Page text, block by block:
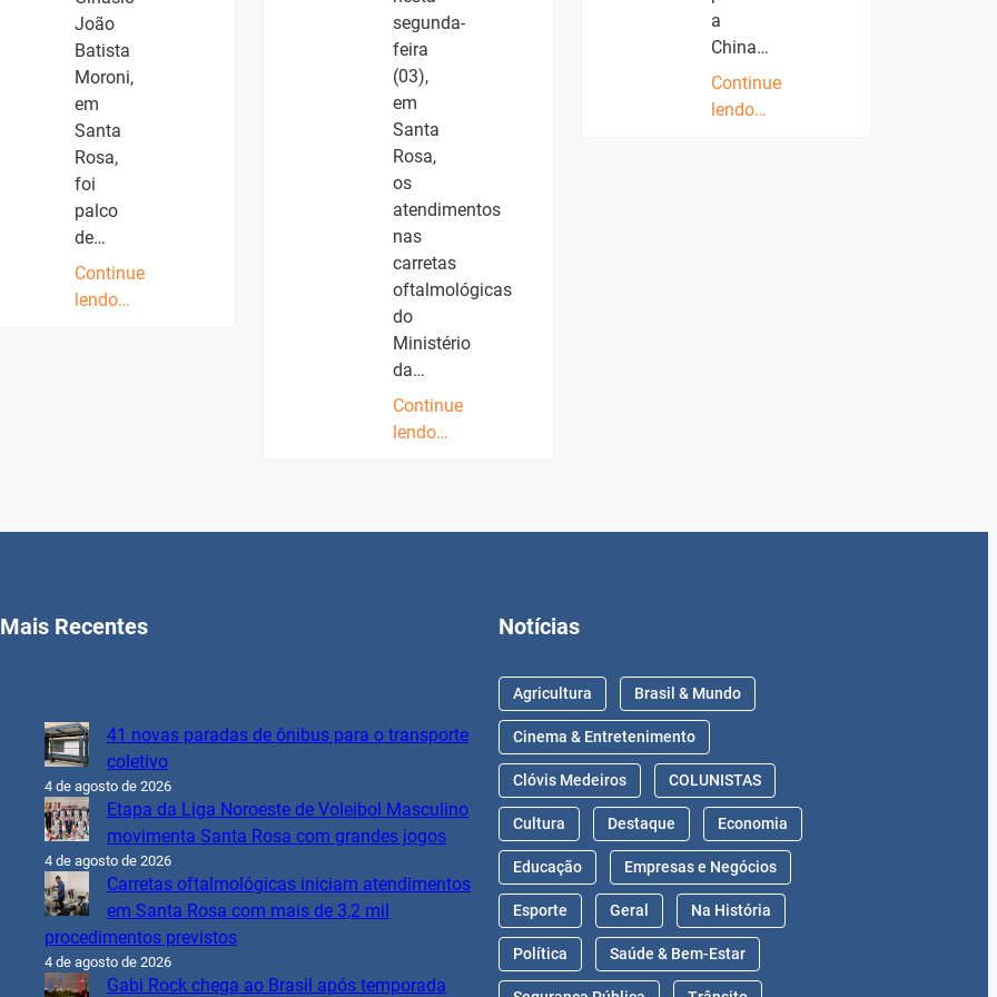
João
Batista
Moroni,
em
Santa
Rosa,
foi
palco
de…
Continue
lendo…
segunda-
feira
(03),
em
Santa
Rosa,
os
atendimentos
nas
carretas
oftalmológicas
do
Ministério
da…
Continue
lendo…
a
China…
Continue
lendo…
Mais Recentes
41 novas paradas de ônibus para o transporte
coletivo
4 de agosto de 2026
Etapa da Liga Noroeste de Voleibol Masculino
movimenta Santa Rosa com grandes jogos
4 de agosto de 2026
Carretas oftalmológicas iniciam atendimentos
em Santa Rosa com mais de 3,2 mil
procedimentos previstos
4 de agosto de 2026
Gabi Rock chega ao Brasil após temporada
Notícias
Agricultura Brasil & Mundo
Cinema & Entretenimento
Clóvis Medeiros COLUNISTAS
Cultura Destaque Economia
Educação Empresas e Negócios
Esporte Geral Na História
Política Saúde & Bem-Estar